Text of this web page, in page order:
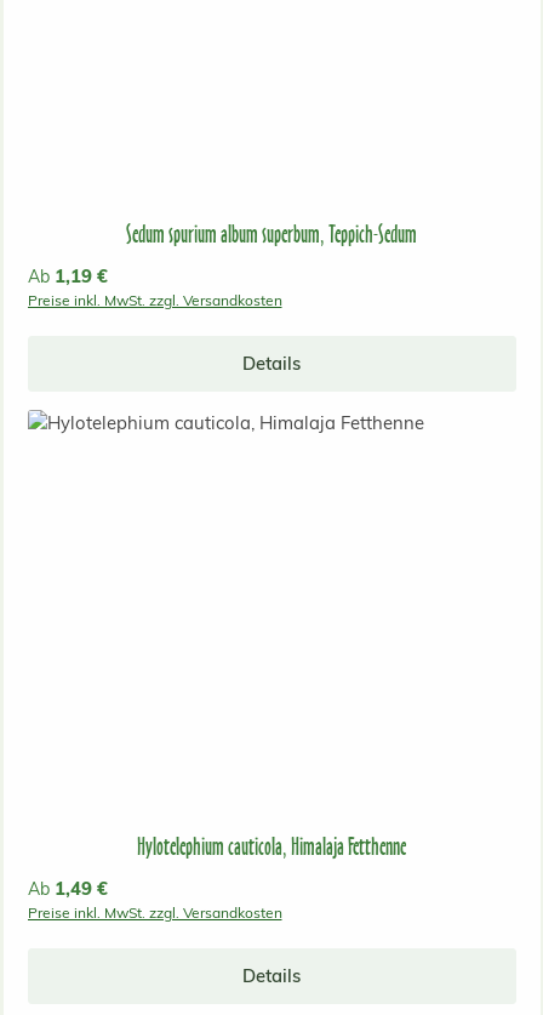
Sedum spurium album superbum, Teppich-Sedum
Regulärer Preis:
Ab 1,19 €
Preise inkl. MwSt. zzgl. Versandkosten
Details
Hylotelephium cauticola, Himalaja Fetthenne
Regulärer Preis:
Ab 1,49 €
Preise inkl. MwSt. zzgl. Versandkosten
Details